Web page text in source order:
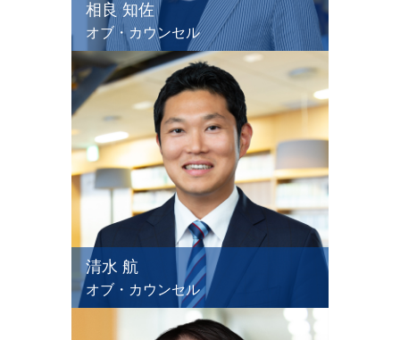
相良 知佐
オブ・カウンセル
清水 航
オブ・カウンセル